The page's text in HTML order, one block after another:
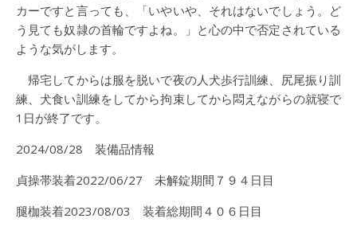
カーですと言っても、「いやいや、それはないでしょう。ど
う見ても奴隷の首輪ですよね。」と心の中で否定されている
ような気がします。
帰宅してからは服を脱いで夜の人犬歩行訓練、尻尾振り訓
練、犬食い訓練をしてから拘束してから悶えながらの就寝で
1日が終了です。
2024/08/28 装備品情報
貞操帯装着2022/06/27 未解錠期間７９４日目
腿枷装着2023/08/03 装着総期間４０６日目